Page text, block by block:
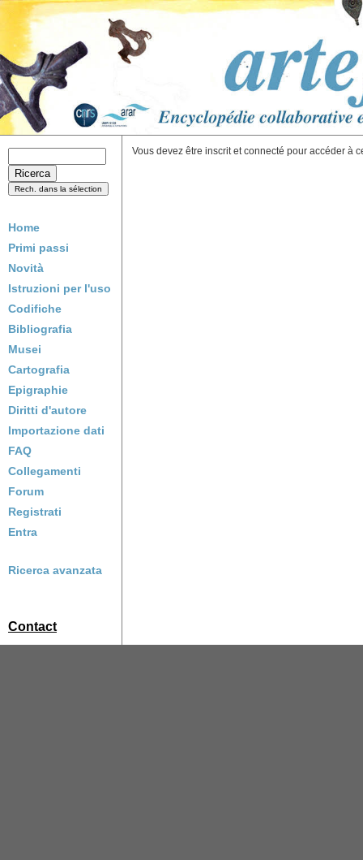
Home
Primi passi
Novità
Istruzioni per l'uso
Codifiche
Bibliografia
Musei
Cartografia
Epigraphie
Diritti d'autore
Importazione dati
FAQ
Collegamenti
Forum
Registrati
Entra
Ricerca avanzata
Contact
Vous devez être inscrit et connecté pour accéder à